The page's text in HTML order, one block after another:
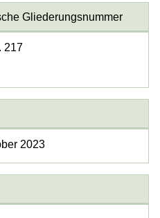
Gliederungsnummer
217
2023